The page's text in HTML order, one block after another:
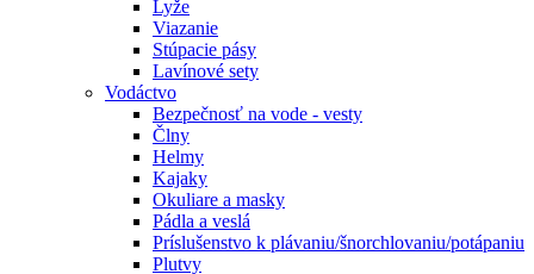
Lyže
Viazanie
Stúpacie pásy
Lavínové sety
Vodáctvo
Bezpečnosť na vode - vesty
Člny
Helmy
Kajaky
Okuliare a masky
Pádla a veslá
Príslušenstvo k plávaniu/šnorchlovaniu/potápaniu
Plutvy